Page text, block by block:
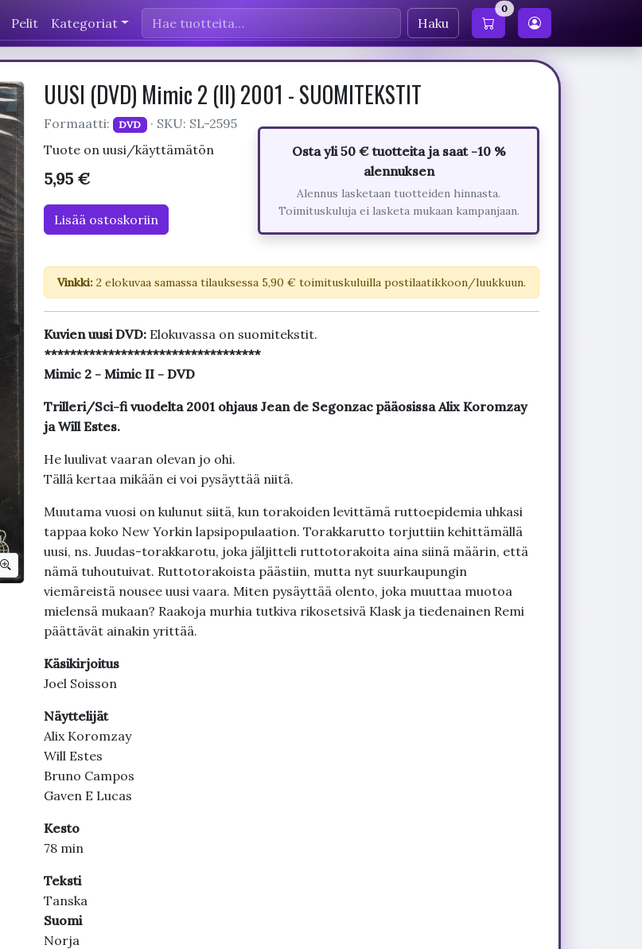
Pelit Kategoriat Haku
0
UUSI (DVD) Mimic 2 (II) 2001 - SUOMITEKSTIT
Formaatti: DVD
· SKU: SL-2595
Tuote on uusi/käyttämätön
5,95 €
Lisää ostoskoriin
Osta yli 50 € tuotteita ja saat -10 %
alennuksen
Alennus lasketaan tuotteiden hinnasta.
Toimituskuluja ei lasketa mukaan kampanjaan.
Vinkki:2 elokuvaa samassa tilauksessa 5,90 € toimituskuluilla postilaatikkoon/luukkuun.
Kuvien uusi DVD: Elokuvassa on suomitekstit.
**********************************
Mimic 2 - Mimic II - DVD
Trilleri/Sci-fi vuodelta 2001 ohjaus Jean de Segonzac pääosissa Alix Koromzay
ja Will Estes.
He luulivat vaaran olevan jo ohi.
Tällä kertaa mikään ei voi pysäyttää niitä.
Muutama vuosi on kulunut siitä, kun torakoiden levittämä ruttoepidemia uhkasi
tappaa koko New Yorkin lapsipopulaation. Torakkarutto torjuttiin kehittämällä
uusi, ns. Juudas-torakkarotu, joka jäljitteli ruttotorakoita aina siinä määrin, että
nämä tuhoutuivat. Ruttotorakoista päästiin, mutta nyt suurkaupungin
viemäreistä nousee uusi vaara. Miten pysäyttää olento, joka muuttaa muotoa
mielensä mukaan? Raakoja murhia tutkiva rikosetsivä Klask ja tiedenainen Remi
päättävät ainakin yrittää.
Käsikirjoitus
Joel Soisson
Näyttelijät
Alix Koromzay
Will Estes
Bruno Campos
Gaven E Lucas
Kesto
78 min
Teksti
Tanska
Suomi
Norja